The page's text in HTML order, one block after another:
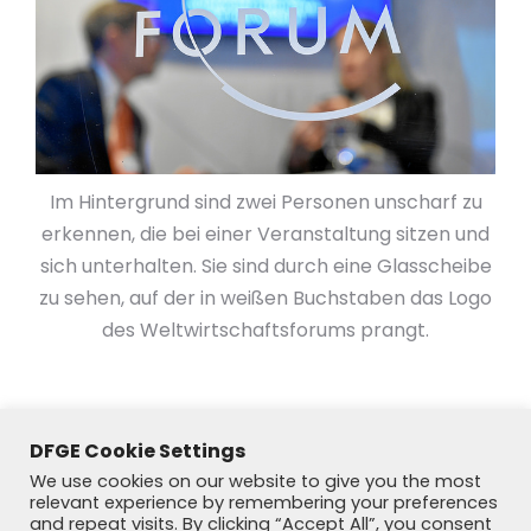
Im Hintergrund sind zwei Personen unscharf zu
erkennen, die bei einer Veranstaltung sitzen und
sich unterhalten. Sie sind durch eine Glasscheibe
zu sehen, auf der in weißen Buchstaben das Logo
des Weltwirtschaftsforums prangt.
DFGE Cookie Settings
We use cookies on our website to give you the most
relevant experience by remembering your preferences
and repeat visits. By clicking “Accept All”, you consent